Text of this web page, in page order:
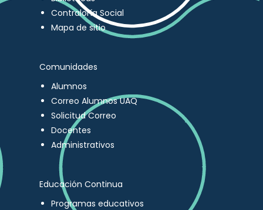
Contraloría Social
Mapa de sitio
Comunidades
Alumnos
Correo Alumnos UAQ
Solicitud Correo
Docentes
Administrativos
Educación Continua
Programas educativos